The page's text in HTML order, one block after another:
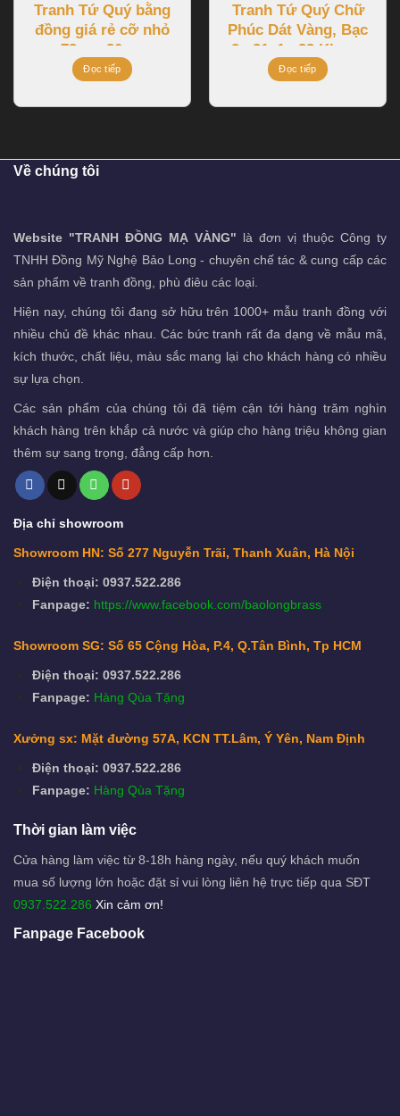
Tranh Tứ Quý bằng
đồng giá rẻ cỡ nhỏ
73cmx30cm
Đọc tiếp
Tranh Tứ Quý Chữ
Phúc Dát Vàng, Bạc
2m31x1m33 Khung
Liền Đồng
Đọc tiếp
Về chúng tôi
Website "TRANH ĐỒNG MẠ VÀNG" là đơn vị thuộc Công ty
TNHH Đồng Mỹ Nghệ Bảo Long - chuyên chế tác & cung cấp các
sản phẩm về tranh đồng, phù điêu các loại.
Hiện nay, chúng tôi đang sở hữu trên 1000+ mẫu tranh đồng với
nhiều chủ đề khác nhau. Các bức tranh rất đa dạng về mẫu mã,
kích thước, chất liệu, màu sắc mang lại cho khách hàng có nhiều
sự lựa chọn.
Các sản phẩm của chúng tôi đã tiệm cận tới hàng trăm nghìn
khách hàng trên khắp cả nước và giúp cho hàng triệu không gian
thêm sự sang trọng, đẳng cấp hơn.
Địa chỉ showroom
Showroom HN: Số 277 Nguyễn Trãi, Thanh Xuân, Hà Nội
Điện thoại: 0937.522.286
Fanpage: https://www.facebook.com/baolongbrass
Showroom SG: Số 65 Cộng Hòa, P.4, Q.Tân Bình, Tp HCM
Điện thoại: 0937.522.286
Fanpage: Hàng Qùa Tặng
Xưởng sx: Mặt đường 57A, KCN TT.Lâm, Ý Yên, Nam Định
Điện thoại: 0937.522.286
Fanpage: Hàng Qùa Tặng
Thời gian làm việc
Cửa hàng làm việc từ 8-18h hàng ngày, nếu quý khách muốn
mua số lượng lớn hoặc đặt sỉ vui lòng liên hệ trực tiếp qua SĐT
0937.522.286 Xin cảm ơn!
Fanpage Facebook